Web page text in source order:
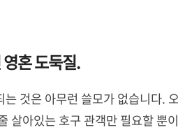
혼 도둑질.
것은 아무런 쓸모가 없습니다.
살아있는 호구 관객만 필요할 뿐